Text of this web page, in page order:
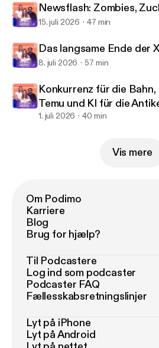
Newsflash: Zombies,
15. juli 2026 47 min
Das langsame Ende der
8. juli 2026 57 min
Konkurrenz für die
Temu und KI für die
1. juli 2026 40 min
Vis mere
Om Podimo
Karriere
Blog
Brug for hjælp?
Til Podcastere
Log ind som podcaster
Podcaster FAQ
Fællesskabsretningslinjer
Lyt på iPhone
Lyt på Android